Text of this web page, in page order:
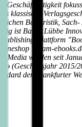
klassische
Belletristik,
ist Bastei Lübbe
Plattform
"beam-
werden seit
(Geschäftsjahr
der